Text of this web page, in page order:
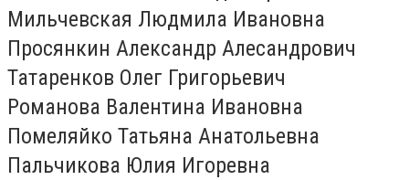
Мильчевская Людмила Ивановна
Просянкин Александр Алесандрович
Татаренков Олег Григорьевич
Романова Валентина Ивановна
Помеляйко Татьяна Анатольевна
Пальчикова Юлия Игоревна